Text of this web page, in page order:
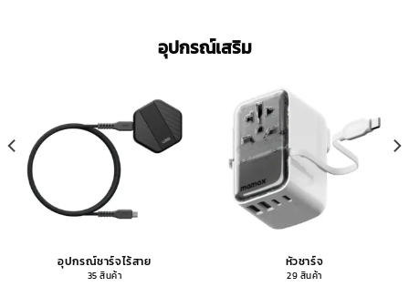
อุปกรณ์เสริม
อุปกรณ์ชาร์จไร้สาย
35 สินค้า
หัวชาร์จ
29 สินค้า